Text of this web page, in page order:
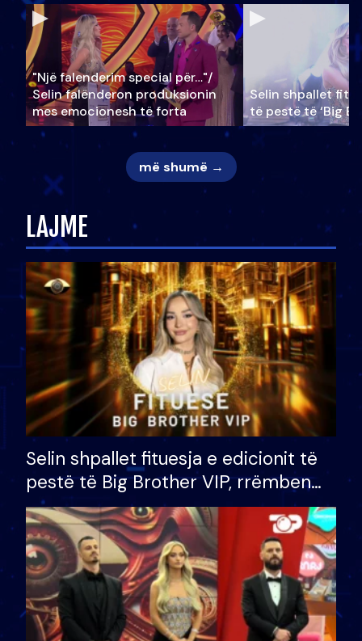
"Një falenderim special për…"/
Selin falënderon produksionin
mes emocionesh të forta
Selin shpallet
të pestë të ‘Big
më shumë →
LAJME
Selin shpallet fituesja e edicionit të
pestë të Big Brother VIP, rrëmben
çmimin e madh prej 100 mijë eurosh